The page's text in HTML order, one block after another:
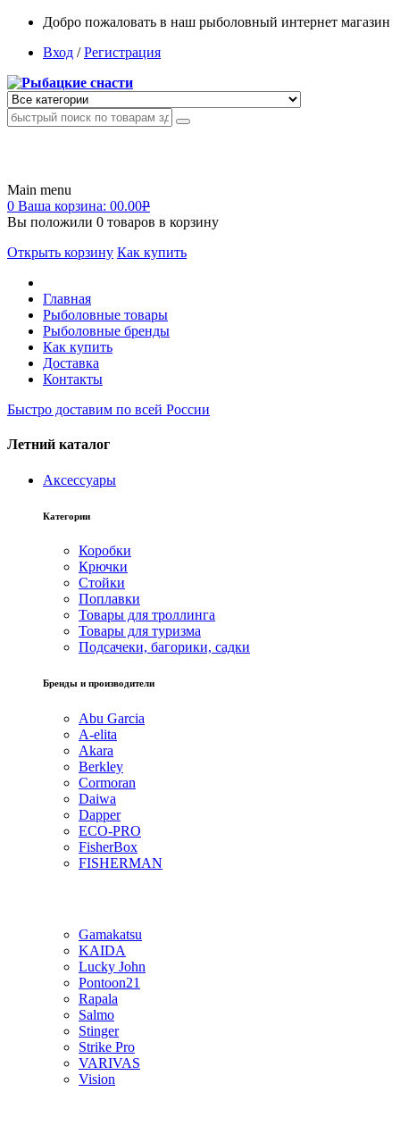
Добро пожаловать в наш рыболовный интернет магазин
Вход /Регистрация
Main menu
0 Ваша корзина: 00.00Р
Вы положили 0 товаров в корзину
Открыть корзину Как купить
Главная
Рыболовные товары
Рыболовные бренды
Как купить
Доставка
Контакты
Быстро доставим по всей России
Летний каталог
Аксессуары
Категории
Коробки
Крючки
Стойки
Поплавки
Товары для троллинга
Товары для туризма
Подсачеки, багорики, садки
Бренды и производители
Abu Garcia
A-elita
Akara
Berkley
Cormoran
Daiwa
Dapper
ECO-PRO
FisherBox
FISHERMAN
Gamakatsu
KAIDA
Lucky John
Pontoon21
Rapala
Salmo
Stinger
Strike Pro
VARIVAS
Vision